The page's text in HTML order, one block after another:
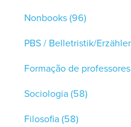
Nonbooks(96)
Formação de professores
Sociologia(58)
Filosofia(58)